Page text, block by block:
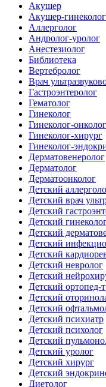
Акушер
Акушер-гинеколог
Аллерголог
Андролог-уролог
Анестезиолог
Библиотека
Вертебролог
Врач
Гастроэнтеролог
Гематолог
Гинеколог
Гинеколог-онколог
Гинеколог-хирург
Гинеколог-
Дерматовенеролог
Дерматолог
Дерматоонколог
Детский
Детский врач
Детский
Детский
Детский
Детский
Детский
Детский невролог
Детский
Детский ортопед-
Детский
Детский
Детский психиатр
Детский психолог
Детский
Детский уролог
Детский хирург
Детский
Диетолог